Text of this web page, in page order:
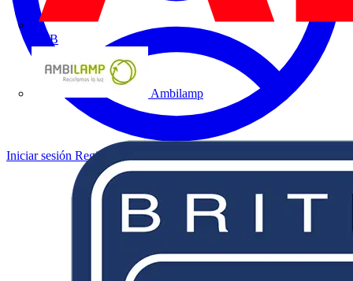
ABB
Ambilamp
Iniciar sesión Registrarse